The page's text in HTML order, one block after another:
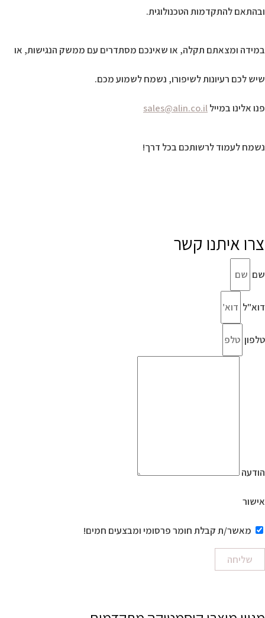
ובהתאם להתקדמות הטכנולוגית.
במידה ומצאתם תקלה, או שאינכם מסתדרים עם ממשק הנגישות, או
שיש לכם רעיונות לשיפורו, נשמח לשמוע מכם.
פנו אלינו במיילsales@alin.co.il
נשמח לעמוד לרשותכם בכל דרך!
צרו איתנו קשר
שם
דוא"ל
טלפון
הודעה
אישור
מאשר/ת קבלת חומר פרסומי ומבצעים חמים!
שליחה